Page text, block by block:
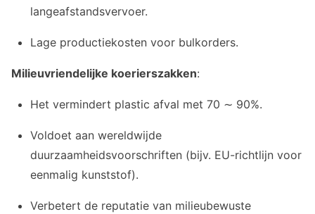
langeafstandsvervoer.
Lage productiekosten voor bulkorders.
Milieuvriendelijke koerierszakken:
Het vermindert plastic afval met 70 ∼ 90%.
Voldoet aan wereldwijde
duurzaamheidsvoorschriften (bijv. EU-richtlijn voor
eenmalig kunststof).
Verbetert de reputatie van milieubewuste